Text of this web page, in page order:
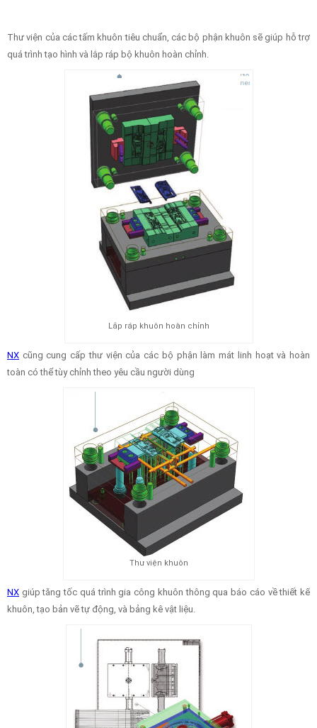
Thư viện của các tấm khuôn tiêu chuẩn, các bộ phận khuôn sẽ giúp hỗ trợ
quá trình tạo hình và lắp ráp bộ khuôn hoàn chỉnh.
Lắp ráp khuôn hoàn chỉnh
NX cũng cung cấp thư viện của các bộ phận làm mát linh hoạt và hoàn
toàn có thể tùy chỉnh theo yêu cầu người dùng
Thư viện khuôn
NX giúp tăng tốc quá trình gia công khuôn thông qua báo cáo về thiết kế
khuôn, tạo bản vẽ tự động, và bảng kê vật liệu.